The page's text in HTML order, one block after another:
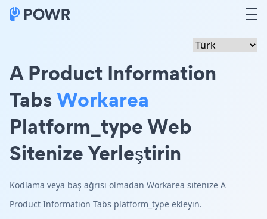
A Product Information
TabsWorkarea
Platform_type Web
Sitenize Yerleştirin
Kodlama veya baş ağrısı olmadan Workarea sitenize A
Product Information Tabs platform_type ekleyin.